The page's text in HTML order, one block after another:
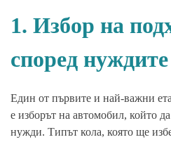
1. Избор на
според нуждите
Един от първите и най-важни
е изборът на автомобил, който
нужди. Типът кола, която ще